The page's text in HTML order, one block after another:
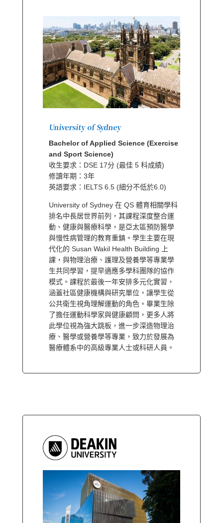
University of Sydney
Bachelor of Applied Science (Exercise
and Sport Science)
收生要求：DSE 17分 (最佳 5 科成績)
修讀年期：3年
英語要求：IELTS 6.5 (細分不低於6.0)
University of Sydney 在 QS 體育相關學科
排名中長居世界前列，其課程深度整合運
動、健康與醫療科學，是亞太區預防醫學
與慢性病管理的教育重鎮。學生主要在現
代化的 Susan Wakil Health Building 上
課，與物理治療、護理及營養學等專業學
生共同學習，提早適應多學科團隊的協作
模式。課程於最後一年安排多元化實習，
涵蓋社區健康機構與研究單位，讓學生從
公共衛生視角理解運動的角色。畢業生除
了擔任運動科學家與健康顧問，更多人將
此學位視為強大跳板，進一步深造物理治
療、醫學或營養學等專業，致力於發展為
醫療體系中的高級專業人士或科研人員。